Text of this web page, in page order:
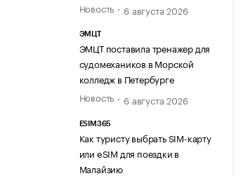
Новость
6 августа 2026
ЭМЦТ
ЭМЦТ поставила тренажер для
судомехаников в Морской
колледж в Петербурге
Новость
6 августа 2026
ESIM365
Как туристу выбрать SIM-карту
или eSIM для поездки в
Малайзию